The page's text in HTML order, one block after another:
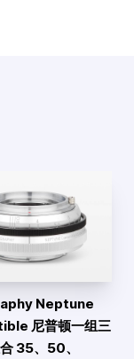
Neptune
尼普顿一组三
35、50、